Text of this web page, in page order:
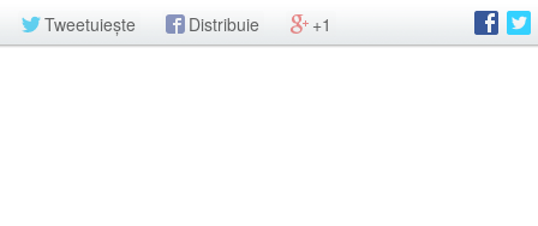
Tweetuiește Distribuie +1